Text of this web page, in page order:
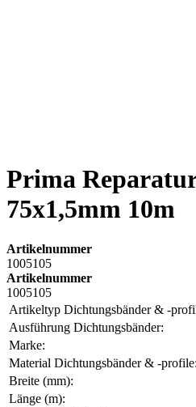
Prima
75x1,5mm 10m
Artikelnummer
1005105
Artikelnummer
1005105
Artikeltyp Dichtungsbänder & -
Ausführung Dichtungsbänder:
Marke:
Material Dichtungsbänder & -profile:
Breite (mm):
Länge (m):